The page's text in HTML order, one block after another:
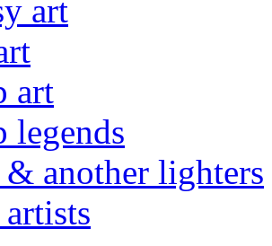
art
art
legends
another lighters